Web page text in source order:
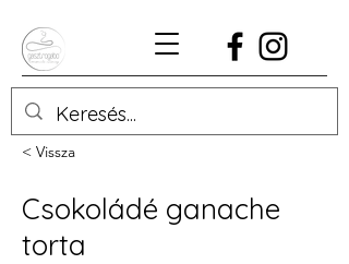
< Vissza
Csokoládé ganache
torta